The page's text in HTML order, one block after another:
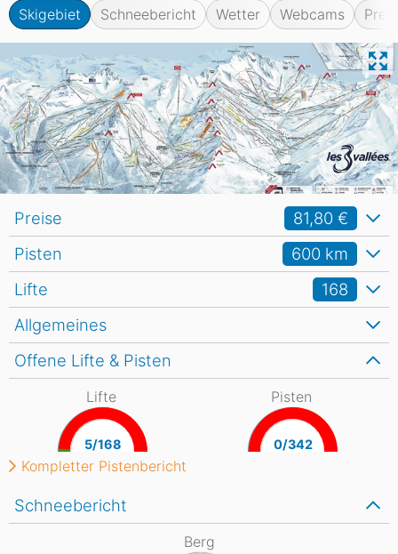
Skigebiet Schneebericht Wetter Webcams
Allgemeines
Lifte 168
Pisten 600 km
Schneebericht
Berg
Offene Lifte & Pisten
Lifte
5/168
Pisten
0/342
Kompletter Pistenbericht
Preise 81,80 €